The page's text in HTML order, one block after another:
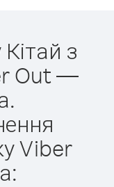
Кітай з
Out —
Viber